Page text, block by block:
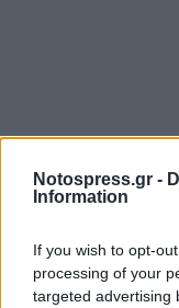
Notospress.gr -
Information
If you wish to opt-
processing of your
targeted advertising